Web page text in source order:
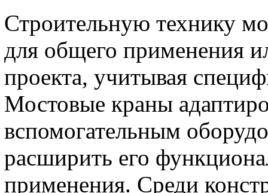
Строительную технику
для общего применения
проекта, учитывая
Мостовые краны
вспомогательным
расширить его
применения. Среди